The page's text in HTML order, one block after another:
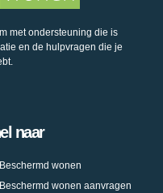
met ondersteuning die is
en de hulpvragen die je
naar
Beschermd wonen
Beschermd wonen aanvragen